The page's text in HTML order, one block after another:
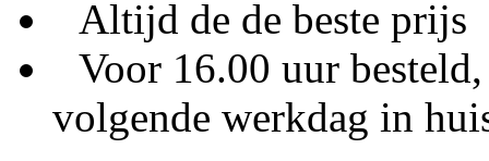
Altijd de de beste prijs
Voor 16.00 uur besteld,
volgende werkdag in